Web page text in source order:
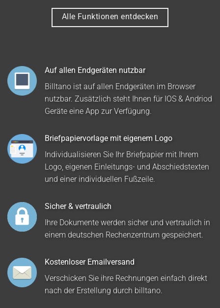
Alle Funktionen entdecken
Auf allen Endgeräten nutzbar
Billtano ist auf allen Endgeräten im Browser
nutzbar. Zusätzlich steht Ihnen für IOS & Andriod
Geräte eine App zur Verfügung.
Briefpapiervorlage mit eigenem Logo
Individualisieren Sie Ihr Briefpapier mit Ihrem
Logo, eigenen Einleitungs- und Abschiedstexten
und einer individuellen Fußzeile.
Sicher & vertraulich
Ihre Dokumente werden sicher und vertraulich in
einem deutschen Rechenzentrum gespeichert.
Kostenloser Emailversand
Verschicken Sie ihre Rechnungen einfach direkt
nach der Erstellung durch billtano.